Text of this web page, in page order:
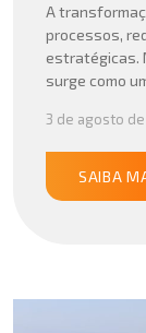
A
processos,
estratégicas.
surge como
suas
tarefas, a IA
complexos,
3 de agosto
SAIBA